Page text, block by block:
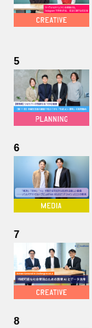
5
6
7
8